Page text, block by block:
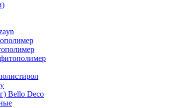
Bello Deco